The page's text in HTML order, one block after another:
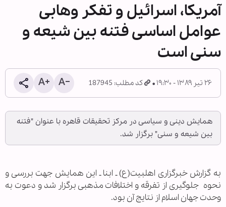
آمریکا، اسرائیل و تفکر وهابی
عوامل اساسی فتنه بین شیعه و
سنی است
۲۶ تیر ۱۳۸۹ - ۱۹:۳۰ کد مطلب: 187945
همایش دینی و سیاسی در مرکز تحقیقات قاهره با عنوان "فتنه
بین شیعه و سنی" برگزار شد.
به گزارش خبرگزاری اهل‏بیت(ع) ـ ابنا ـ این همایش جهت بررسی و
نحوه جلوگیری از تفرقه و اختلافات مذهبی برگزار شد و دعوت به
وحدت جهان اسلام از نتایج آن بود.